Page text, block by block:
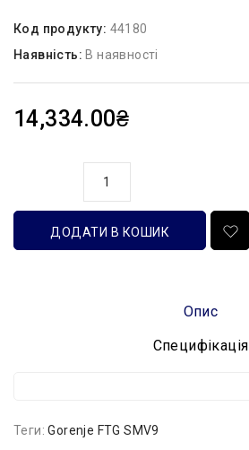
Код продукту: 44180
Наявність: В наявності
14,334.00₴
ДОДАТИ В КОШИК
Опис
Специфікація
Теги:Gorenje FTG SMV9